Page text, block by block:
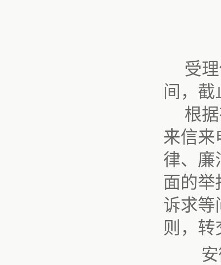
受
间，截
根
来信来
律、廉
面的举
诉求等
则，转